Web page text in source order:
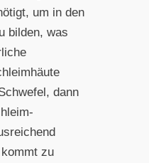
um in den
bilden, was
dann
zu